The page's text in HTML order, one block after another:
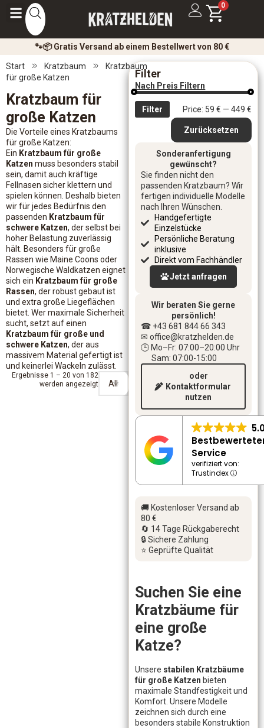
0
🐾📦 Gratis Versand ab einem Bestellwert von 80 €
Filter
Nach Preis Filtern
Filter Price: 59 € — 449 €
Zurücksetzen
Sonderanfertigung
gewünscht?
Sie finden nicht den
passenden Kratzbaum? Wir
fertigen individuelle Modelle
nach Ihren Wünschen.
Handgefertigte
Einzelstücke
Persönliche Beratung
inklusive
Direkt vom Fachhändler
Jetzt anfragen
Wir beraten Sie gerne
persönlich!
☎ +43 681 844 66 343
✉ office@kratzhelden.de
🕒 Mo–Fr: 07:00–20:00 Uhr
Sam: 07:00-15:00
oder
Kontaktformular
nutzen
Service
verifiziert von:
Trustindex
🚚 Kostenloser Versand ab
80 €
🔄 14 Tage Rückgaberecht
🔒 Sichere Zahlung
⭐ Geprüfte Qualität
Suchen Sie eine
Kratzbäume für
eine große
Katze?
Unsere stabilen Kratzbäume
für große Katzen bieten
maximale Standfestigkeit und
Komfort. Unsere Modelle
zeichnen sich durch eine
besonders stabile Konstruktion
Start Kratzbaum
Kratzbaum
für große Katzen
Kratzbaum für
große Katzen
Die Vorteile eines Kratzbaums
für große Katzen:
Ein Kratzbaum für große
Katzen muss besonders stabil
sein, damit auch kräftige
Fellnasen sicher klettern und
spielen können. Deshalb bieten
wir für jedes Bedürfnis den
passenden Kratzbaum für
schwere Katzen, der selbst bei
hoher Belastung zuverlässig
hält. Besonders für große
Rassen wie Maine Coons oder
Norwegische Waldkatzen eignet
sich ein Kratzbaum für große
Rassen, der robust gebaut ist
und extra große Liegeflächen
bietet. Wer maximale Sicherheit
sucht, setzt auf einen
Kratzbaum für große und
schwere Katzen, der aus
massivem Material gefertigt ist
und keinerlei Wackeln zulässt.
Ergebnisse 1 – 20 von 182
werden angezeigt